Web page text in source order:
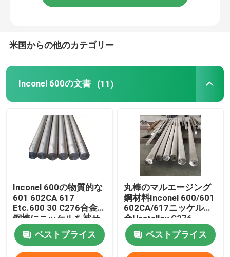
頑丈なストラップヒンジ
トラックのトレーラーの開戸錠
米国からの他のカテゴリー
Inconel 600の文書 (11)
Inconel 600の物質的な
601 602CA 617
Etc.600 30 C276合金
鋼棒にニッケルを被せ
なさい
ベストプライス
丸棒のマルエージング
鋼材料Inconel 600/601
602CA/617ニッケル合
金Hastelloy C276
ベストプライス